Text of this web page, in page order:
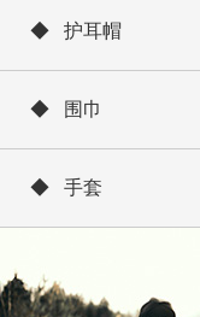
◆ 护耳帽
◆ 围巾
◆ 手套